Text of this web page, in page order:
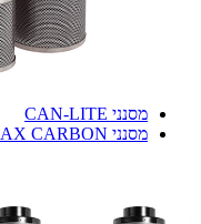
מסנני CAN-LITE
מסנני MAX CARBON